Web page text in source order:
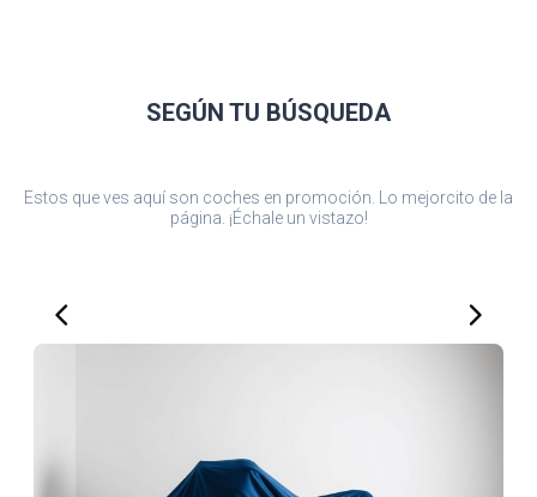
SEGÚN TU BÚSQUEDA
Estos que ves aquí son coches en promoción. Lo mejorcito de la
página. ¡Échale un vistazo!